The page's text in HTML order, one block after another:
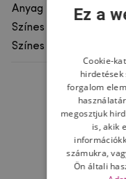
Anyag
Színes
Színes motívum
Ez a
Cookie-
hirdetések
forgalom
megosztjuk
is, akik
számukra,
Ön általi